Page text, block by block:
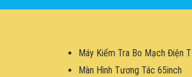
Máy Kiểm Tra Bo Mạch Điện
Màn Hình Tương Tác 65inch